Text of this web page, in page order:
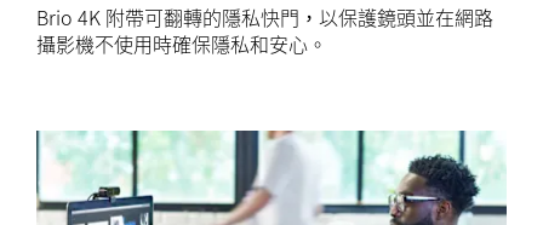
Brio 4K 附帶可翻轉的隱私快門，以保護鏡頭並在網路
攝影機不使用時確保隱私和安心。